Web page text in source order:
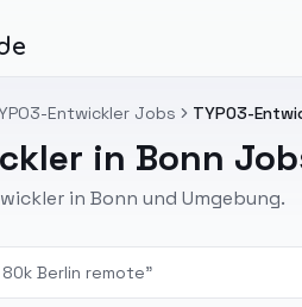
Entwickler Jobs TYPO3-
in Bonn
in Bonn und Umgebung.